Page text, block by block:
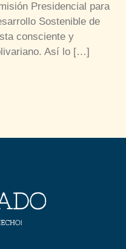
Presidencial para
Sostenible de
consciente y
Así lo […]